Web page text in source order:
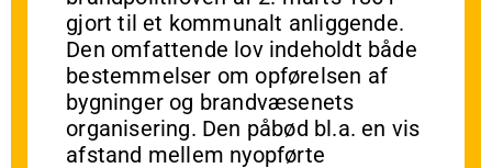
gjort til et kommunalt anliggende.
Den omfattende lov indeholdt både
bestemmelser om opførelsen af
bygninger og brandvæsenets
organisering. Den påbød bl.a. en vis
afstand mellem nyopførte